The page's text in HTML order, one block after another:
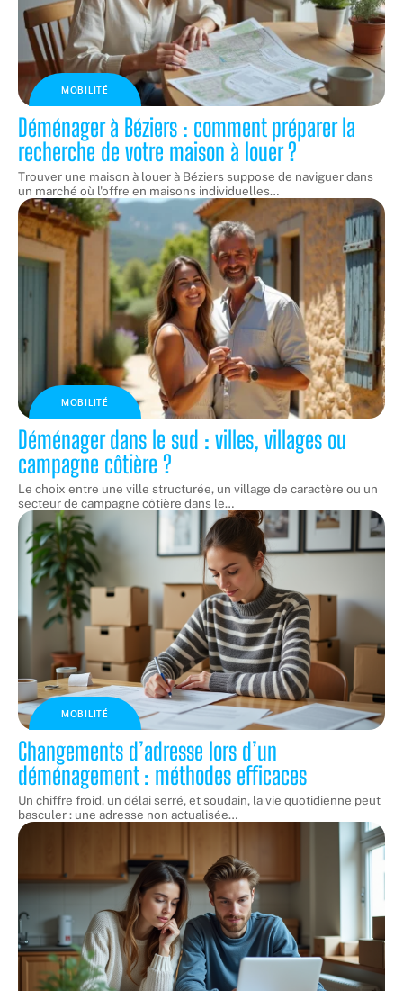
MOBILITÉ
Déménager à Béziers : comment préparer la
recherche de votre maison à louer ?
Trouver une maison à louer à Béziers suppose de naviguer dans
un marché où l'offre en maisons individuelles…
MOBILITÉ
Déménager dans le sud : villes, villages ou
campagne côtière ?
Le choix entre une ville structurée, un village de caractère ou un
secteur de campagne côtière dans le…
MOBILITÉ
Changements d’adresse lors d’un
déménagement : méthodes efficaces
Un chiffre froid, un délai serré, et soudain, la vie quotidienne peut
basculer : une adresse non actualisée…